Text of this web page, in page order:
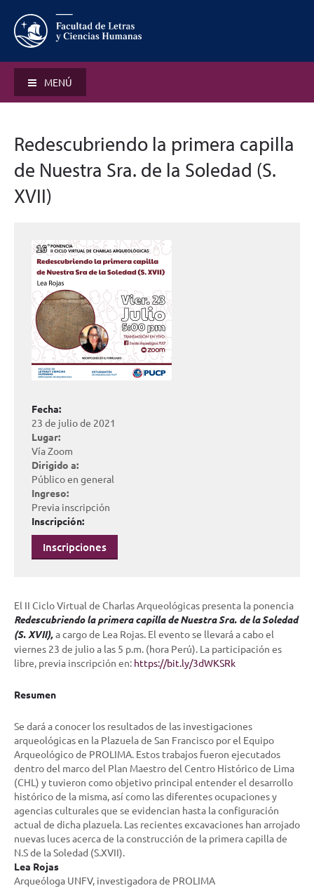
MENÚ
Redescubriendo la primera capilla
de Nuestra Sra. de la Soledad (S.
XVII)
Fecha:
23 de julio de 2021
Lugar:
Vía Zoom
Dirigido a:
Público en general
Ingreso:
Previa inscripción
Inscripción:
Inscripciones
El II Ciclo Virtual de Charlas Arqueológicas presenta la ponencia
Redescubriendo la primera capilla de Nuestra Sra. de la Soledad
(S. XVII),a cargo de Lea Rojas. El evento se llevará a cabo el
viernes 23 de julio a las 5 p.m. (hora Perú). La participación es
libre, previa inscripción en: https://bit.ly/3dWKSRk
Resumen
Se dará a conocer los resultados de las investigaciones
arqueológicas en la Plazuela de San Francisco por el Equipo
Arqueológico de PROLIMA. Estos trabajos fueron ejecutados
dentro del marco del Plan Maestro del Centro Histórico de Lima
(CHL) y tuvieron como objetivo principal entender el desarrollo
histórico de la misma, así como las diferentes ocupaciones y
agencias culturales que se evidencian hasta la configuración
actual de dicha plazuela. Las recientes excavaciones han arrojado
nuevas luces acerca de la construcción de la primera capilla de
N.S de la Soledad (S.XVII).
Lea Rojas
Arqueóloga UNFV, investigadora de PROLIMA